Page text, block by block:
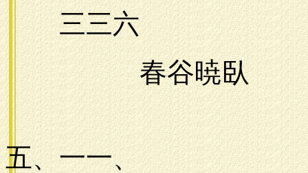
三三六
春谷暁臥
一九
五、一一、